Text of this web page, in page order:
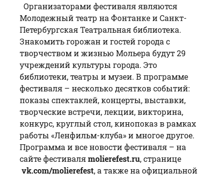
Организаторами фестиваля являются
Молодежный театр на Фонтанке и Санкт-
Петербургская Театральная библиотека.
Знакомить горожан и гостей города с
творчеством и жизнью Мольера будут 29
учреждений культуры города. Это
библиотеки, театры и музеи. В программе
фестиваля – несколько десятков событий:
показы спектаклей, концерты, выставки,
творческие встречи, лекции, викторина,
конкурс, круглый стол, кинопоказ в рамках
работы «Ленфильм-клуба» и многое другое.
Программа и все новости фестиваля – на
сайте фестиваляmolierefest.ru, странице
vk.com/molierefest, а также на официальной